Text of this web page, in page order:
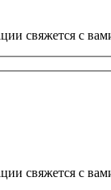
свяжется с
свяжется с